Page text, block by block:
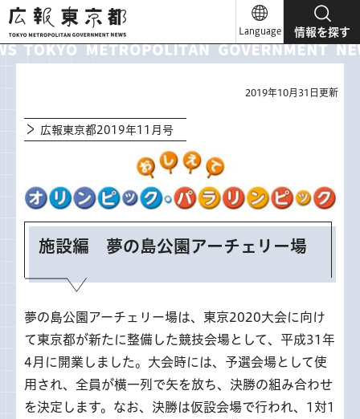
広報東京都
Language 情報を探す
2019年10月31日更新
広報東京都2019年11月号
施設編 夢の島公園アーチェリー場
夢の島公園アーチェリー場は、東京2020大会に向け
て東京都が新たに整備した競技会場として、平成31年
4月に開業しました。大会時には、予選会場として使
用され、全員が横一列で矢を放ち、決勝の組み合わせ
を決定します。なお、決勝は仮設会場で行われ、1対1